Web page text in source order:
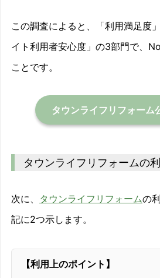
この調査によると、「利用満足度
イト利用者安心度」の3部門で、
ことです。
タウンライフリフォーム
タウンライフリフォームの
次に、 タウンライフリフォームの
記に2つ示します。
【利用上のポイント】